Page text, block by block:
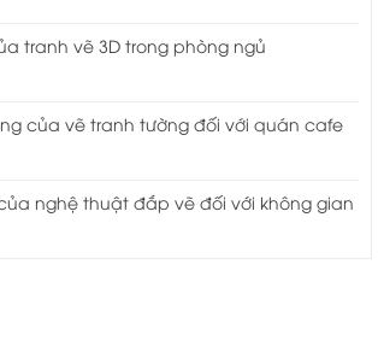
tranh vẽ 3D trong phòng ngủ
của vẽ tranh tường đối với quán cafe
nghệ thuật đắp vẽ đối với không gian